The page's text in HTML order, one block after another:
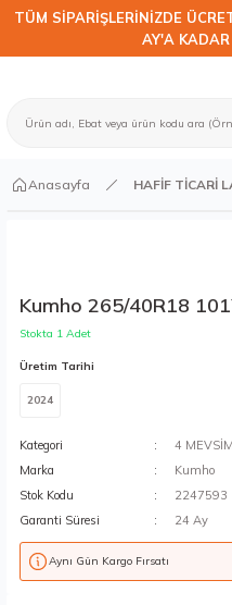
TÜM SİPARİŞLERİNİZDE
AY'A
Anasayfa HAFİF TİCARİ
Kumho 265/40R18
Stokta 1 Adet
Üretim Tarihi
2024
Kategori
4
Marka
Kumho
Stok Kodu
2247593
Garanti Süresi
24 Ay
Aynı Gün Kargo Fırsatı